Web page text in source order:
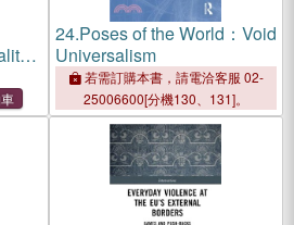
24.Poses of the World：Void
Universalism
若需訂購本書，請電洽客服 02-
25006600[分機130、131]。